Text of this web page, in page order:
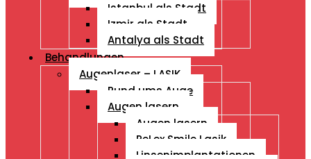
Istanbul als Stadt
Izmir als Stadt
Antalya als Stadt
Behandlungen
Augenlaser – LASIK
Rund ums Auge
Augen lasern
Augen lasern
ReLex Smile Lasik
Linsenimplantationen